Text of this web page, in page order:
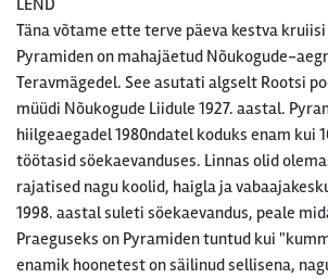
LEND
Täna võtame ette terve päeva kestva
Pyramiden on mahajäetud Nõukogude-
Teravmägedel. See asutati algselt Rootsi
müüdi Nõukogude Liidule 1927. aastal.
hiilgeaegadel 1980ndatel koduks enam kui
töötasid söekaevanduses. Linnas olid
rajatised nagu koolid, haigla ja
1998. aastal suleti söekaevandus, peale
Praeguseks on Pyramiden tuntud kui
enamik hoonetest on säilinud sellisena,